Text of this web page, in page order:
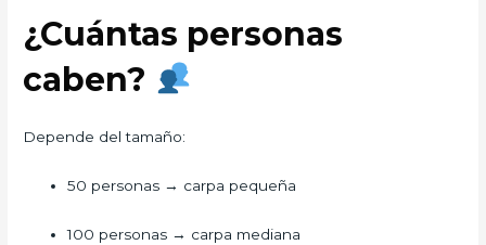
¿Cuántas personas
caben?
Depende del tamaño:
50 personas → carpa pequeña
100 personas → carpa mediana